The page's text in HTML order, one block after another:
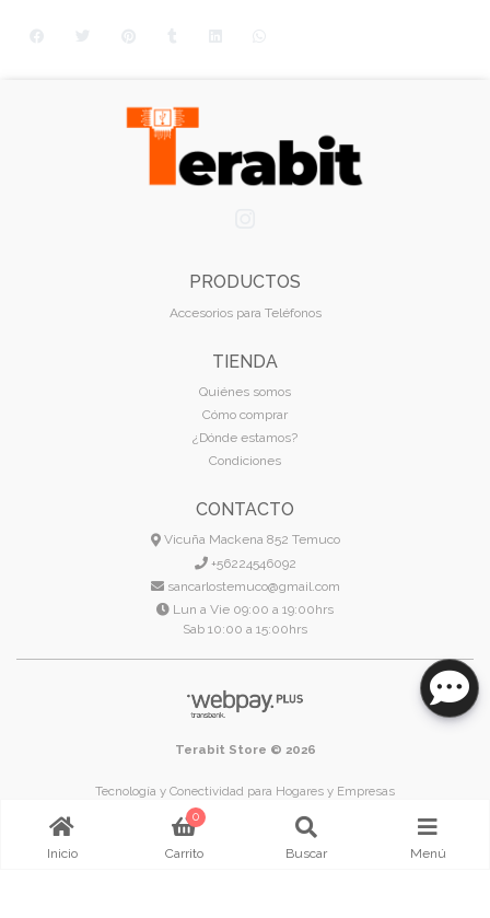
PRODUCTOS
Accesorios para Teléfonos
TIENDA
Quiénes somos
Cómo comprar
¿Dónde estamos?
Condiciones
CONTACTO
Vicuña Mackena 852 Temuco
+56224546092
sancarlostemuco@gmail.com
Lun a Vie 09:00 a 19:00hrs
Sab 10:00 a 15:00hrs
Terabit Store © 2026
Tecnología y Conectividad para Hogares y Empresas
Temuco - Región de La Araucanía - Chile
Inicio
0
Carrito Buscar Menú